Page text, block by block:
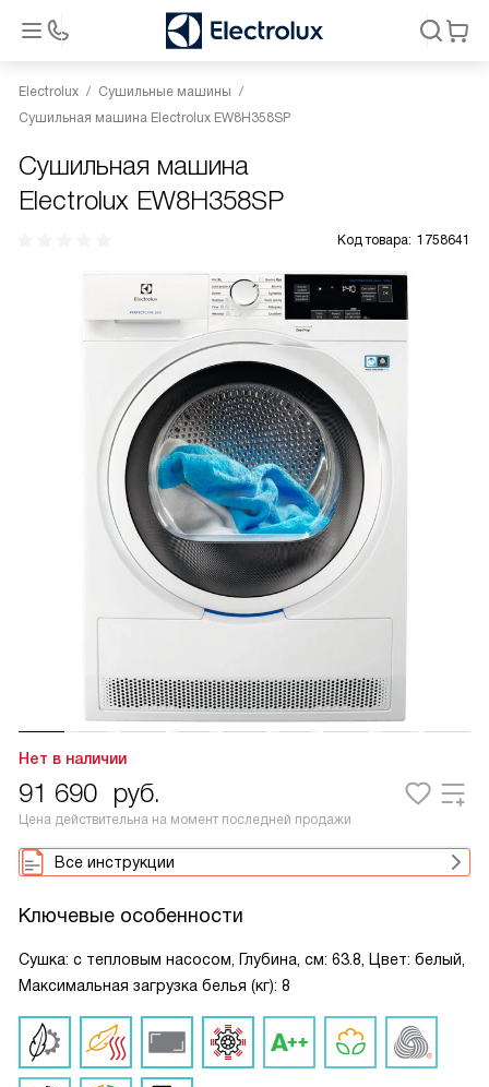
Electrolux
Сушильные машины
Сушильная машина Electrolux EW8H358SP
Сушильная машина
Electrolux EW8H358SP
Код товара: 1758641
Нет в наличии
91 690 руб.
Цена действительна на момент последней продажи
Все инструкции
Ключевые особенности
Сушка: с тепловым насосом, Глубина, см: 63.8, Цвет: белый,
Максимальная загрузка белья (кг): 8